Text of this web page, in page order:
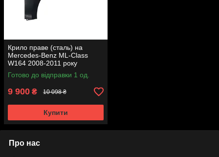
Крило праве (сталь) на
Mercedes-Benz ML-Class
W164 2008-2011 року
Готово до відправки 1 од.
9 900 ₴ 10 098 ₴
Купити
Про нас